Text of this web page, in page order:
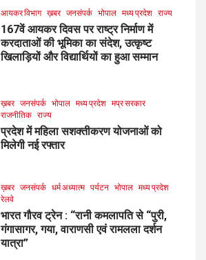
आयकर विभाग ख़बर जनसंपर्क भोपाल मध्य प्रदेश राज्य
167वें आयकर दिवस पर राष्ट्र निर्माण में
करदाताओं की भूमिका का संदेश, उत्कृष्ट
खिलाड़ियों और विद्यार्थियों का हुआ सम्मान
ख़बर जनसंपर्क भोपाल मध्य प्रदेश मप्र सरकार
राजनीतिक राज्य
प्रदेश में महिला सशक्तीकरण योजनाओं को
मिलेगी नई रफ्तार
ख़बर जनसंपर्क धर्म अध्यात्म पर्यटन भोपाल मध्य प्रदेश
रेलवे
भारत गौरव ट्रेन : “रानी कमलापति से “पुरी,
गंगासागर, गया, वाराणसी एवं रामलला दर्शन
यात्रा”